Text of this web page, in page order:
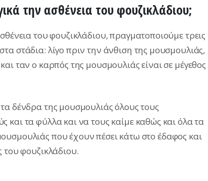
την ασθένεια του φουζικλάδιου;
του φουζικλάδιου, πραγματοποιούμε τρεις
στα στάδια: λίγο πριν την άνθιση της μουσμουλιάς,
ταν ο καρπός της μουσμουλιάς είναι σε μέγεθος
δένδρα της μουσμουλιάς όλους τους
τα φύλλα και να τους καίμε καθώς και όλα τα
που έχουν πέσει κάτω στο έδαφος και
του φουζικλάδιου.